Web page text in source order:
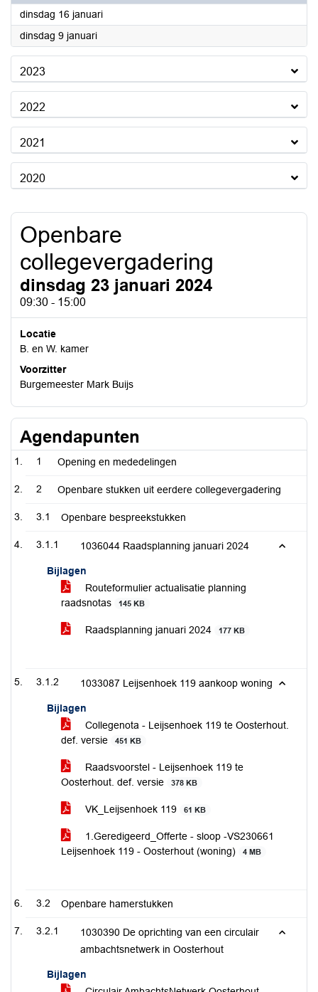
dinsdag 16 januari2024
dinsdag 9 januari2024
2023
2022
2021
2020
Openbare
collegevergadering
dinsdag 23 januari 2024
09:30 - 15:00
Locatie
B. en W. kamer
Voorzitter
Burgemeester Mark Buijs
Agendapunten
1 Opening en mededelingen
2 Openbare stukken uit eerdere collegevergadering
3.1 Openbare bespreekstukken
3.1.1 1036044 Raadsplanning januari 2024
Bijlagen
Routeformulier actualisatie planning
raadsnotas
145 KB
Raadsplanning januari 2024 177 KB
3.1.2 1033087 Leijsenhoek 119 aankoop woning
Bijlagen
Collegenota - Leijsenhoek 119 te Oosterhout.
def. versie
451 KB
Raadsvoorstel - Leijsenhoek 119 te
Oosterhout. def. versie
378 KB
VK_Leijsenhoek 119 61 KB
1.Geredigeerd_Offerte - sloop -VS230661
Leijsenhoek 119 - Oosterhout (woning)
4 MB
3.2 Openbare hamerstukken
3.2.1
1030390 De oprichting van een circulair
ambachtsnetwerk in Oosterhout
Bijlagen